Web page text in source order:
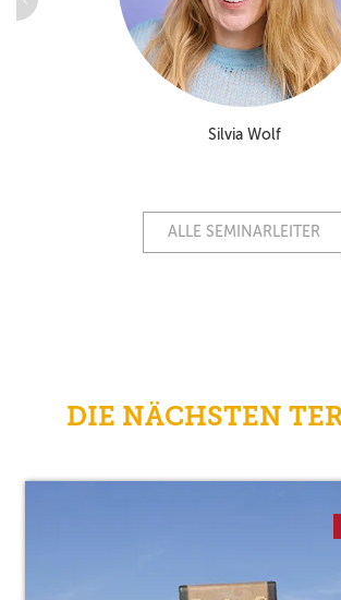
Silvia Wolf
ALLE SEMINARLEITER
DIE NÄCHSTEN